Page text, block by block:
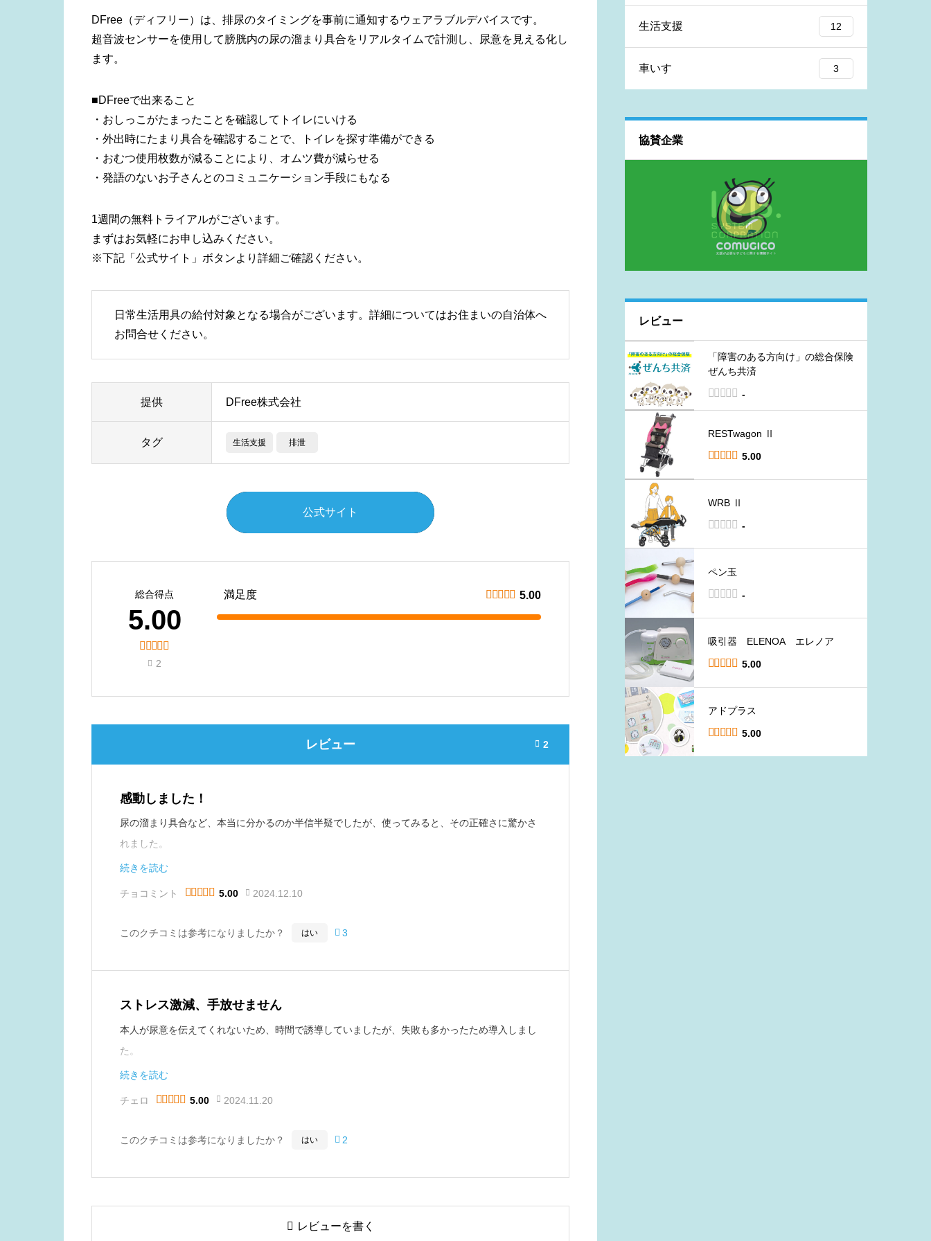
DFree（ディフリー）は、排尿のタイミングを事前に通知するウェアラブルデバイスです。
超音波センサーを使用して膀胱内の尿の溜まり具合をリアルタイムで計測し、尿意を見える化し
ます。
■DFreeで出来ること
・おしっこがたまったことを確認してトイレにいける
・外出時にたまり具合を確認することで、トイレを探す準備ができる
・おむつ使用枚数が減ることにより、オムツ費が減らせる
・発語のないお子さんとのコミュニケーション手段にもなる
1週間の無料トライアルがございます。
まずはお気軽にお申し込みください。
※下記「公式サイト」ボタンより詳細ご確認ください。
日常生活用具の給付対象となる場合がございます。詳細についてはお住まいの自治体へ
お問合せください。
提供 DFree株式会社
タグ 生活支援 排泄
公式サイト
総合得点
5.00

 2
満足度  5.00
レビュー  2
感動しました！
尿の溜まり具合など、本当に分かるのか半信半疑でしたが、使ってみると、その正確さに驚かさ
れました。
娘は肢体不自由ですが、数値に合わせて排尿を促すとトイレで大成功！無駄がなく、ストレスも
続きを読む
チョコミント  5.00 2024.12.10
このクチコミは参考になりましたか？ はい  3
ストレス激減、手放せません
本人が尿意を伝えてくれないため、時間で誘導していましたが、失敗も多かったため導入しまし
た。
本品は溜まり具合が明確に数値化されるため、必要な時だけトイレに連れて行くことができ、本
不明点や質問はLINEですぐ回答してくれるため、とても安心です。
続きを読む
チェロ  5.00 2024.11.20
このクチコミは参考になりましたか？ はい  2
 レビューを書く
生活支援 12
車いす 3
協賛企業
レビュー
「障害のある方向け」の総合保険
ぜんち共済
   -
RESTwagon Ⅱ
 5.00
WRB Ⅱ
   -
ペン玉
   -
吸引器 ELENOA エレノア
 5.00
アドプラス
 5.00